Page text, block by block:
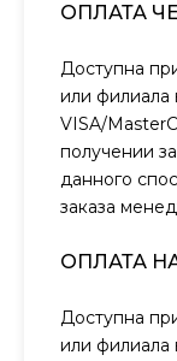
ОПЛАТА
Доступна
или филиала
VISA/
получении
данного
заказа
ОПЛАТА
Доступна
или филиала